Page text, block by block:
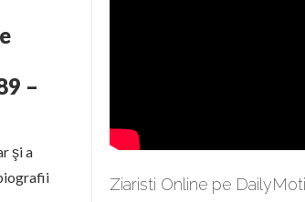
–
şi a
Ziaristi Online pe